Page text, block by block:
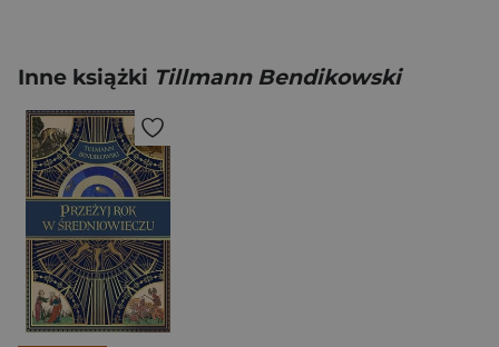
Inne książki Tillmann Bendikowski